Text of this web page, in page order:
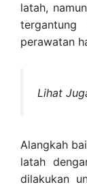
latah,
perawatan
Lihat
Alangkah
latah
dilakukan